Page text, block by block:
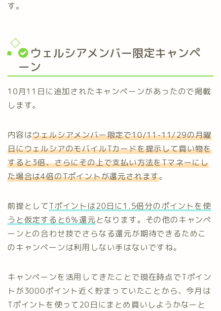
す。
ウェルシアメンバー限定キャンペ
ーン
10月11日に追加されたキャンペーンがあったので掲載
します。
内容はウェルシアメンバー限定で10/11-11/29の月曜
日にウェルシアのモバイルTカードを提示して買い物を
すると3倍、さらにその上で支払い方法をTマネーにし
た場合は4倍のTポイントが還元されます。
前提としてTポイントは20日に1.5倍分のポイントを使
うと仮定すると6％還元となります。その他のキャンペ
ーンとの合わせ技でさらなる還元が期待できるためこ
のキャンペーンは利用しない手はないですね。
キャンペーンを活用してきたことで現在時点でTポイン
トが3000ポイント近く貯まっていたことから、今月は
Tポイントを使って20日にまとめ買いしようかなーと